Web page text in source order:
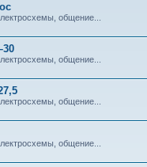
общение...
общение...
общение...
общение...